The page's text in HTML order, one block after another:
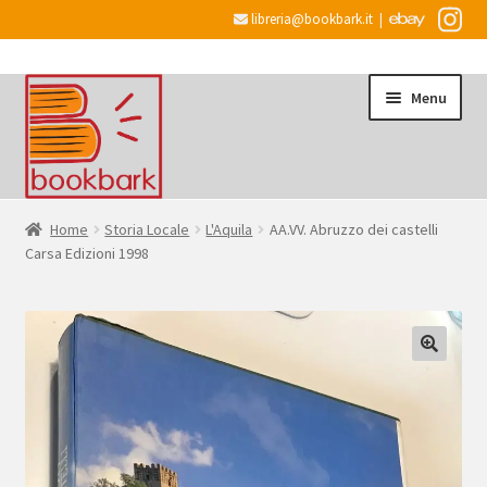
libreria@bookbark.it |
Vai
alla
navigazione
Vai
al
contenuto
Menu
Home
menu
child
Desiderata
Checkout
Account
Home Storia Locale L'Aquila
AA.VV. Abruzzo dei castelli
Carsa Edizioni 1998